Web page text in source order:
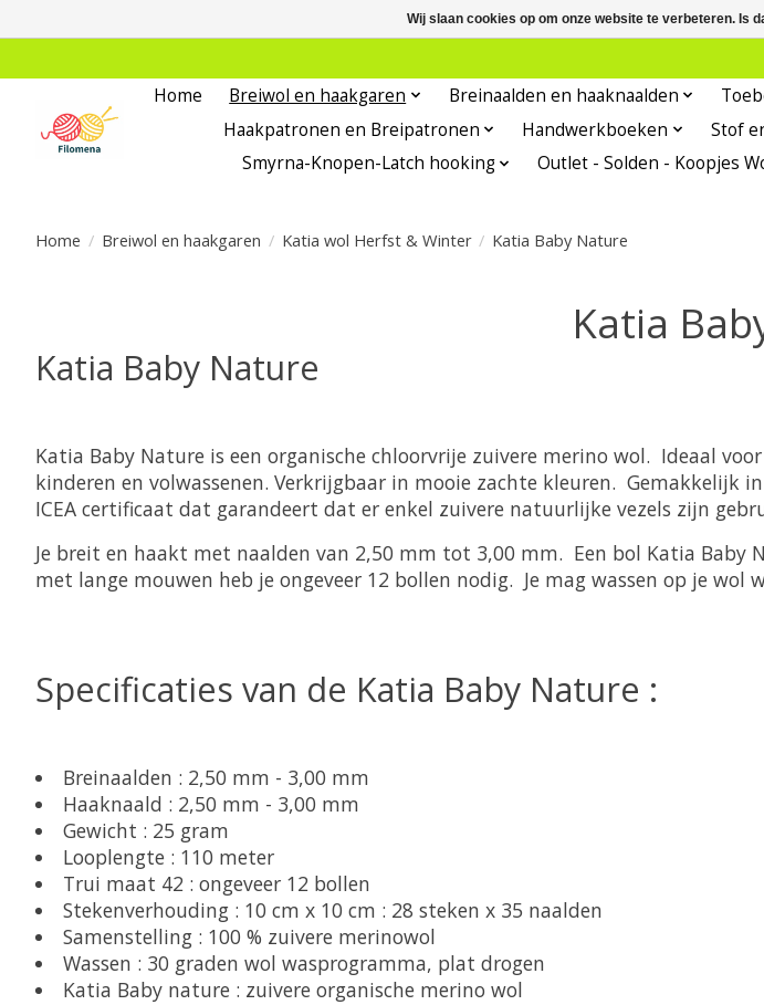
Home Breiwol en haakgaren Breinaalden en haaknaalden
Haakpatronen en Breipatronen
Handwerkboeken Stof
Smyrna-Knopen-Latch hooking
Outlet - Solden - Koopjes
Home / Breiwol en haakgaren / Katia wol Herfst & Winter / Katia Baby Nature
Katia
Katia Baby Nature
Katia Baby Nature is een organische chloorvrije zuivere merino wol. Ideaal
kinderen en volwassenen. Verkrijgbaar in mooie zachte kleuren. Gemakkelijk
ICEA certificaat dat garandeert dat er enkel zuivere natuurlijke vezels zijn
Je breit en haakt met naalden van 2,50 mm tot 3,00 mm. Een bol Katia
met lange mouwen heb je ongeveer 12 bollen nodig. Je mag wassen op je
Specificaties van de Katia Baby Nature :
Breinaalden : 2,50 mm - 3,00 mm
Haaknaald : 2,50 mm - 3,00 mm
Gewicht : 25 gram
Looplengte : 110 meter
Trui maat 42 : ongeveer 12 bollen
Stekenverhouding : 10 cm x 10 cm : 28 steken x 35 naalden
Samenstelling : 100 % zuivere merinowol
Wassen : 30 graden wol wasprogramma, plat drogen
Katia Baby nature : zuivere organische merino wol
Wij slaan cookies op om onze website te verbeteren. Is